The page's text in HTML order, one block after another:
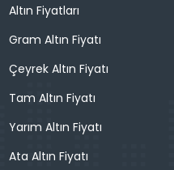
Altın Fiyatları
Gram Altın Fiyatı
Çeyrek Altın Fiyatı
Tam Altın Fiyatı
Yarım Altın Fiyatı
Ata Altın Fiyatı